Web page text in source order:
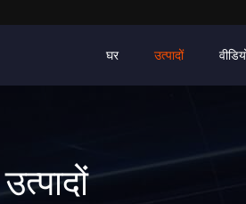
घर उत्पादों
उत्पादों